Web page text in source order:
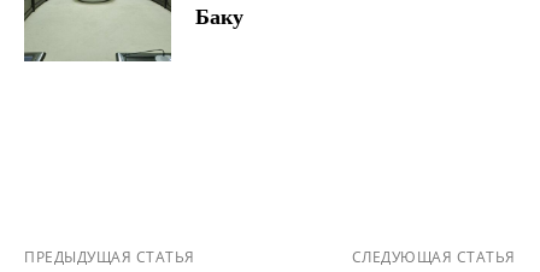
Баку
ПРЕДЫДУЩАЯ СТАТЬЯ СЛЕДУЮЩАЯ СТАТЬЯ